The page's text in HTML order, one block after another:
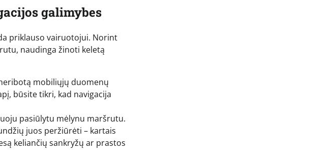
galimybes
priklauso vairuotojui. Norint
naudinga žinoti keletą
mobiliųjų duomenų
būsite tikri, kad navigacija
pasiūlytu mėlynu maršrutu.
juos peržiūrėti – kartais
keliančių sankryžų ar prastos